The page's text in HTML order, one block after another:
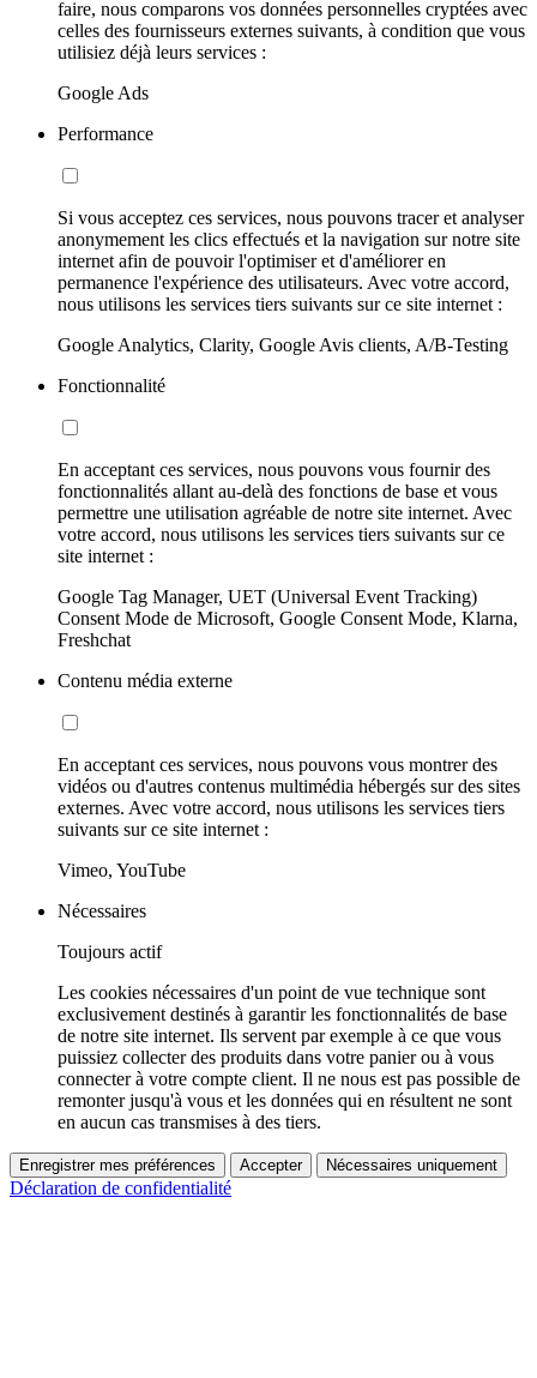
faire, nous comparons vos données personnelles cryptées avec
celles des fournisseurs externes suivants, à condition que vous
utilisiez déjà leurs services :
Google Ads
Performance
Si vous acceptez ces services, nous pouvons tracer et analyser
anonymement les clics effectués et la navigation sur notre site
internet afin de pouvoir l'optimiser et d'améliorer en
permanence l'expérience des utilisateurs. Avec votre accord,
nous utilisons les services tiers suivants sur ce site internet :
Google Analytics, Clarity, Google Avis clients, A/B-Testing
Fonctionnalité
En acceptant ces services, nous pouvons vous fournir des
fonctionnalités allant au-delà des fonctions de base et vous
permettre une utilisation agréable de notre site internet. Avec
votre accord, nous utilisons les services tiers suivants sur ce
site internet :
Google Tag Manager, UET (Universal Event Tracking)
Consent Mode de Microsoft, Google Consent Mode, Klarna,
Freshchat
Contenu média externe
En acceptant ces services, nous pouvons vous montrer des
vidéos ou d'autres contenus multimédia hébergés sur des sites
externes. Avec votre accord, nous utilisons les services tiers
suivants sur ce site internet :
Vimeo, YouTube
Nécessaires
Toujours actif
Les cookies nécessaires d'un point de vue technique sont
exclusivement destinés à garantir les fonctionnalités de base
de notre site internet. Ils servent par exemple à ce que vous
puissiez collecter des produits dans votre panier ou à vous
connecter à votre compte client. Il ne nous est pas possible de
remonter jusqu'à vous et les données qui en résultent ne sont
en aucun cas transmises à des tiers.
Enregistrer mes préférences Accepter Nécessaires uniquement
Déclaration de confidentialité